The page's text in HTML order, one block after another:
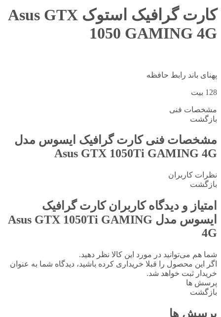
کارت گرافیک استوک Asus GTX
1050 GAMING 4G
پهنای باند رابط حافظه
128 بیت
مشخصات فنی
بازگشت
مشخصات فنیکارت گرافیک ایسوس مدل
Asus GTX 1050Ti GAMING 4G
نظرات کاربران
بازگشت
امتیاز و دیدگاه کاربرانکارت گرافیک
ایسوس مدل Asus GTX 1050Ti GAMING
4G
شما هم می‌توانید در مورد این کالا نظر دهید.
اگر این محصول را قبلا خریداری کرده باشید، دیدگاه شما به عنوان
خریدار ثبت خواهد شد.
پرسش ها
بازگشت
پرسش ها